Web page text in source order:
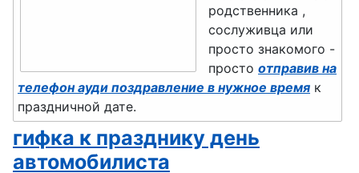
лесника
День
машиностр
оителя
сисадмина
День
работников
торговли
День
гидрометео
ролога
День
культуры
родственника ,
сослуживца или
просто знакомого -
просто отправив на
телефон ауди поздравление в нужное время к
праздничной дате.
гифка к празднику день
автомобилиста